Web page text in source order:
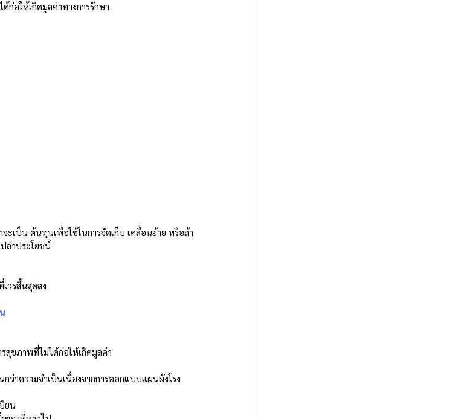
อให้เกิดมูลค่าทางการรักษา
ล่าประโยชน์
วรสิ้นสุดลง
สุขภาพที่ไม่ได้ก่อให้เกิดมูลค่า
ยน